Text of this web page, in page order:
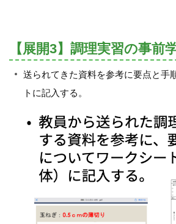
【展開3】調理実習の事前
送られてきた資料を参考に要点と手
トに記入する。